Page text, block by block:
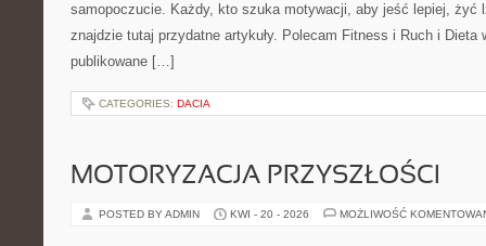
samopoczucie. Każdy, kto szuka motywacji, aby jeść lepiej, żyć
znajdzie tutaj przydatne artykuły. Polecam Fitness i Ruch i Dieta
publikowane […]
CATEGORIES: DACIA
MOTORYZACJA PRZYSZŁOŚCI
POSTED BY ADMIN KWI - 20 - 2026 MOŻLIWOŚĆ